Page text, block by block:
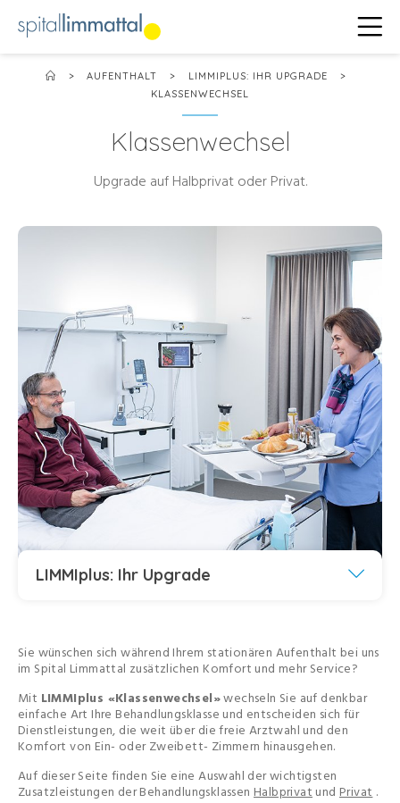
> AUFENTHALT > LIMMIPLUS: IHR UPGRADE
>
KLASSENWECHSEL
Klassenwechsel
Upgrade auf Halbprivat oder Privat.
LIMMIplus: Ihr Upgrade
Sie wünschen sich während Ihrem stationären Aufenthalt bei uns
im Spital Limmattal zusätzlichen Komfort und mehr Service?
Mit LIMMIplus «Klassenwechsel»wechseln Sie auf denkbar
einfache Art Ihre Behandlungsklasse und entscheiden sich für
Dienstleistungen, die weit über die freie Arztwahl und den
Komfort von Ein- oder Zweibett- Zimmern hinausgehen.
Auf dieser Seite finden Sie eine Auswahl der wichtigsten
Zusatzleistungen der Behandlungsklassen Halbprivat und Privat .